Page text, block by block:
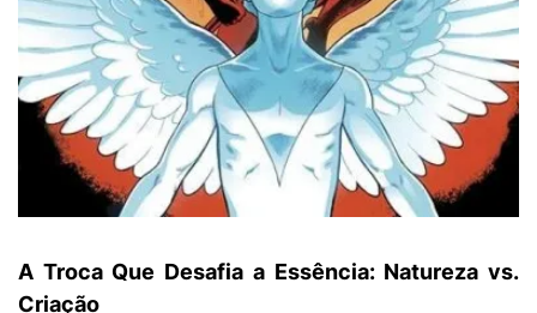
A Troca Que Desafia a Essência: Natureza vs.
Criação